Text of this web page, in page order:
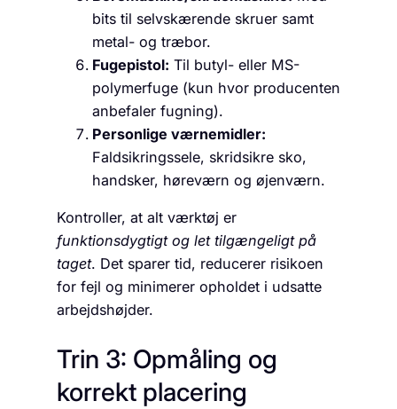
bits til selvskærende skruer samt
metal- og træbor.
Fugepistol: Til butyl- eller MS-
polymerfuge (kun hvor producenten
anbefaler fugning).
Personlige værnemidler:
Faldsikringssele, skridsikre sko,
handsker, høreværn og øjenværn.
Kontroller, at alt værktøj er
funktionsdygtigt og let tilgængeligt på
taget. Det sparer tid, reducerer risikoen
for fejl og minimerer opholdet i udsatte
arbejdshøjder.
Trin 3: Opmåling og
korrekt placering